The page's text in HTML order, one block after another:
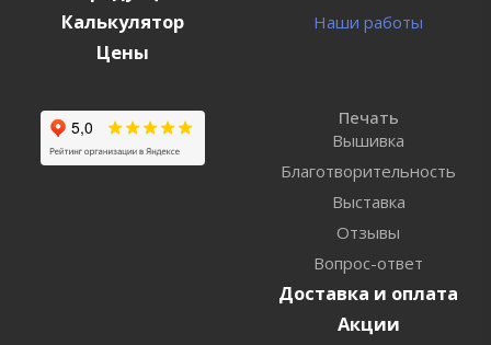
Калькулятор
Цены
Наши работы
Печать
Вышивка
Благотворительность
Выставка
Отзывы
Вопрос-ответ
Доставка и оплата
Акции